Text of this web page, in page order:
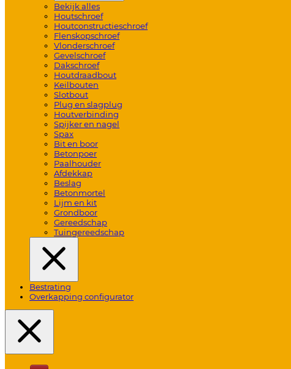
Bekijk alles
Houtschroef
Houtconstructieschroef
Flenskopschroef
Vlonderschroef
Gevelschroef
Dakschroef
Houtdraadbout
Keilbouten
Slotbout
Plug en slagplug
Houtverbinding
Spijker en nagel
Spax
Bit en boor
Betonpoer
Paalhouder
Afdekkap
Beslag
Betonmortel
Lijm en kit
Grondboor
Gereedschap
Tuingereedschap
Bestrating
Overkapping configurator